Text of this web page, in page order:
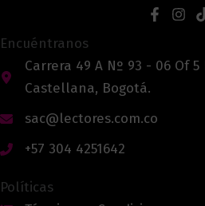
Encuéntranos
Carrera 49 A Nº 93 - 06 Of
Castellana, Bogotá.
sac@lectores.com.co
+57 304 4251642
Políticas